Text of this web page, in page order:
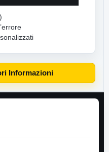
Informazioni